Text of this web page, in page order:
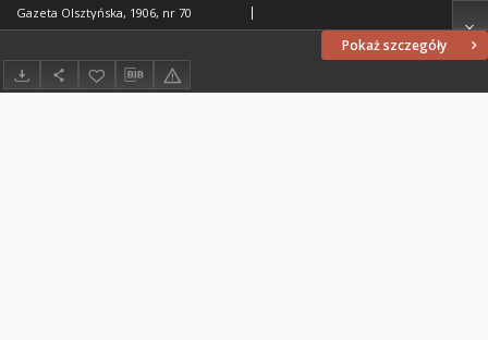
Pokaż szczegóły
Gazeta Olsztyńska, 1906, nr 70